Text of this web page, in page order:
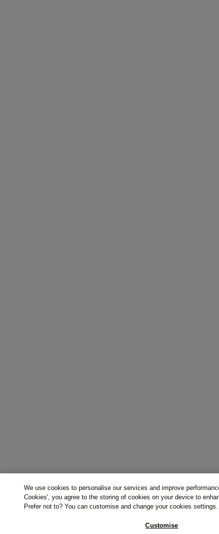
We use cookies to personalise our services and improve
Cookies', you agree to the storing of cookies on your device to
Prefer not to? You can customise and change your cookies settings.
Customise